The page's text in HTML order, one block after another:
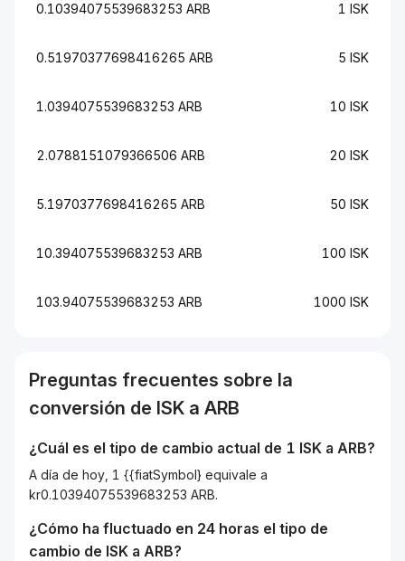
0.10394075539683253 ARB 1 ISK
0.51970377698416265 ARB 5 ISK
1.0394075539683253 ARB 10 ISK
2.0788151079366506 ARB 20 ISK
5.1970377698416265 ARB 50 ISK
10.394075539683253 ARB 100 ISK
103.94075539683253 ARB 1000 ISK
Preguntas frecuentes sobre la
conversión de ISK a ARB
¿Cuál es el tipo de cambio actual de 1 ISK a ARB?
A día de hoy, 1 {{fiatSymbol} equivale a
kr0.10394075539683253 ARB.
¿Cómo ha fluctuado en 24 horas el tipo de
cambio de ISK a ARB?